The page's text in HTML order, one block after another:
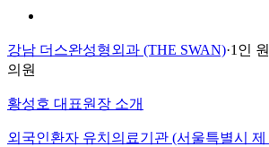
강남 더스완성형외과 (THE SWAN)·1인
의원
황성호 대표원장 소개
외국인환자 유치의료기관 (서울특별시 제